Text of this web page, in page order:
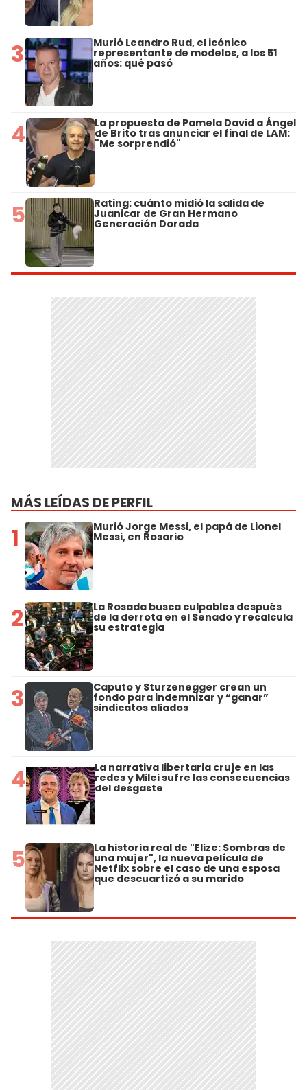
3 Murió Leandro Rud, el icónico
representante de modelos, a los 51
años: qué pasó
4 La propuesta de Pamela David a Ángel
de Brito tras anunciar el final de LAM:
"Me sorprendió"
5 Rating: cuánto midió la salida de
Juanicar de Gran Hermano
Generación Dorada
MÁS LEÍDAS DE PERFIL
1 Murió Jorge Messi, el papá de Lionel
Messi, en Rosario
2 La Rosada busca culpables después
de la derrota en el Senado y recalcula
su estrategia
3 Caputo y Sturzenegger crean un
fondo para indemnizar y “ganar”
sindicatos aliados
4 La narrativa libertaria cruje en las
redes y Milei sufre las consecuencias
del desgaste
5 La historia real de "Elize: Sombras de
una mujer", la nueva película de
Netflix sobre el caso de una esposa
que descuartizó a su marido